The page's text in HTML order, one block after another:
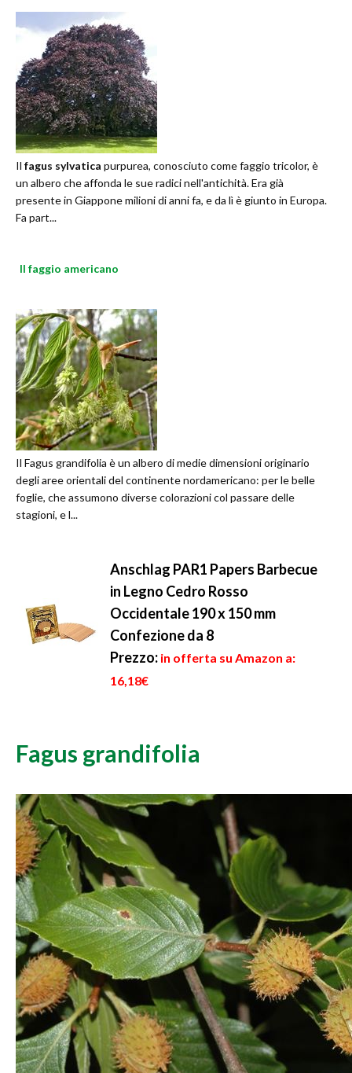
Il fagus sylvatica purpurea, conosciuto come faggio tricolor, è
un albero che affonda le sue radici nell'antichità. Era già
presente in Giappone milioni di anni fa, e da lì è giunto in Europa.
Fa part...
Il faggio americano
Il Fagus grandifolia è un albero di medie dimensioni originario
degli aree orientali del continente nordamericano: per le belle
foglie, che assumono diverse colorazioni col passare delle
stagioni, e l...
Anschlag PAR1 Papers Barbecue
in Legno Cedro Rosso
Occidentale 190 x 150 mm
Confezione da 8
Prezzo: in offerta su Amazon a:
16,18€
Fagus grandifolia